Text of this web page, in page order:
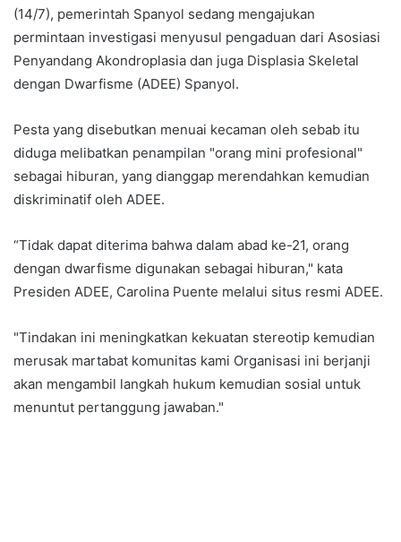
(14/7), pemerintah Spanyol sedang mengajukan
permintaan investigasi menyusul pengaduan dari Asosiasi
Penyandang Akondroplasia dan juga Displasia Skeletal
dengan Dwarfisme (ADEE) Spanyol.
Pesta yang disebutkan menuai kecaman oleh sebab itu
diduga melibatkan penampilan "orang mini profesional"
sebagai hiburan, yang dianggap merendahkan kemudian
diskriminatif oleh ADEE.
“Tidak dapat diterima bahwa dalam abad ke-21, orang
dengan dwarfisme digunakan sebagai hiburan," kata
Presiden ADEE, Carolina Puente melalui situs resmi ADEE.
"Tindakan ini meningkatkan kekuatan stereotip kemudian
merusak martabat komunitas kami Organisasi ini berjanji
akan mengambil langkah hukum kemudian sosial untuk
menuntut pertanggung jawaban."